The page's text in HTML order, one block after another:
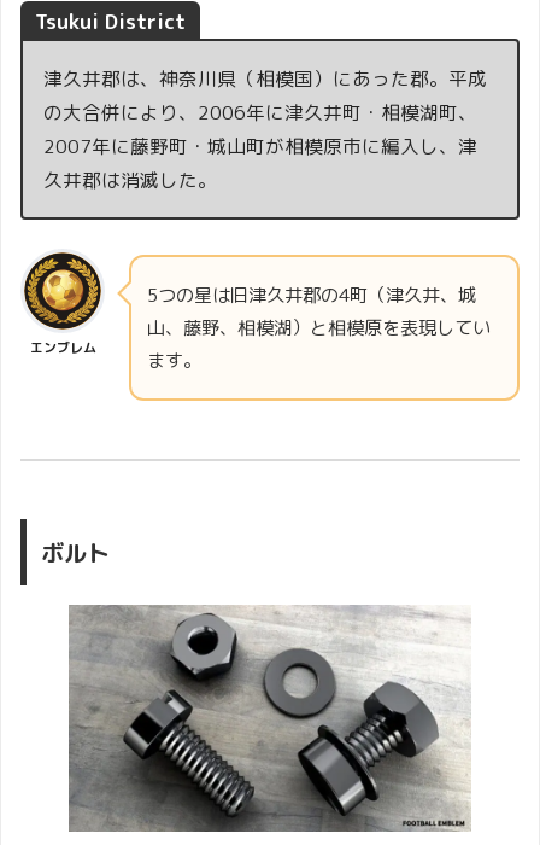
Tsukui District
津久井郡は、神奈川県（相模国）にあった郡。平成
の大合併により、2006年に津久井町・相模湖町、
2007年に藤野町・城山町が相模原市に編入し、津
久井郡は消滅した。
エンブレム
5つの星は旧津久井郡の4町（津久井、城
山、藤野、相模湖）と相模原を表現してい
ます。
ボルト